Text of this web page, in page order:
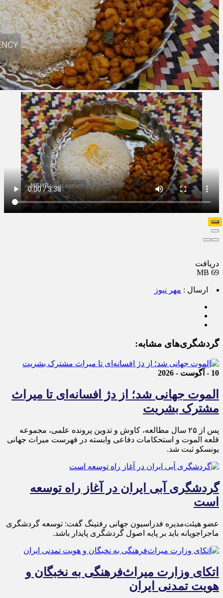
دریافت
69 MB
ارسال : مهر نیوز
گردشگری‌های مشابه:
10 - آگوست - 2026
الموت جهانی شد؛ از دژ افسانه‌ای تا میراث
مشترک بشریت
پس از ۲۵ سال مطالعه، کاوش و تدوین پرونده علمی، مجموعه
قلعه الموت و استحکامات دفاعی وابسته در فهرست میراث جهانی
یونسکو ثبت شد.
گردشگری آبی ایران در آغاز راه توسعه
است
عضو هیئت‌مدیره فدراسیون جهانی رفتینگ گفت: توسعه گردشگری
ماجراجویانه باید بر پایه اصول گردشگری پایدار باشد.
اتکای وزارت میراث‌فرهنگی به نخبگان و
هویت تمدنی ایران